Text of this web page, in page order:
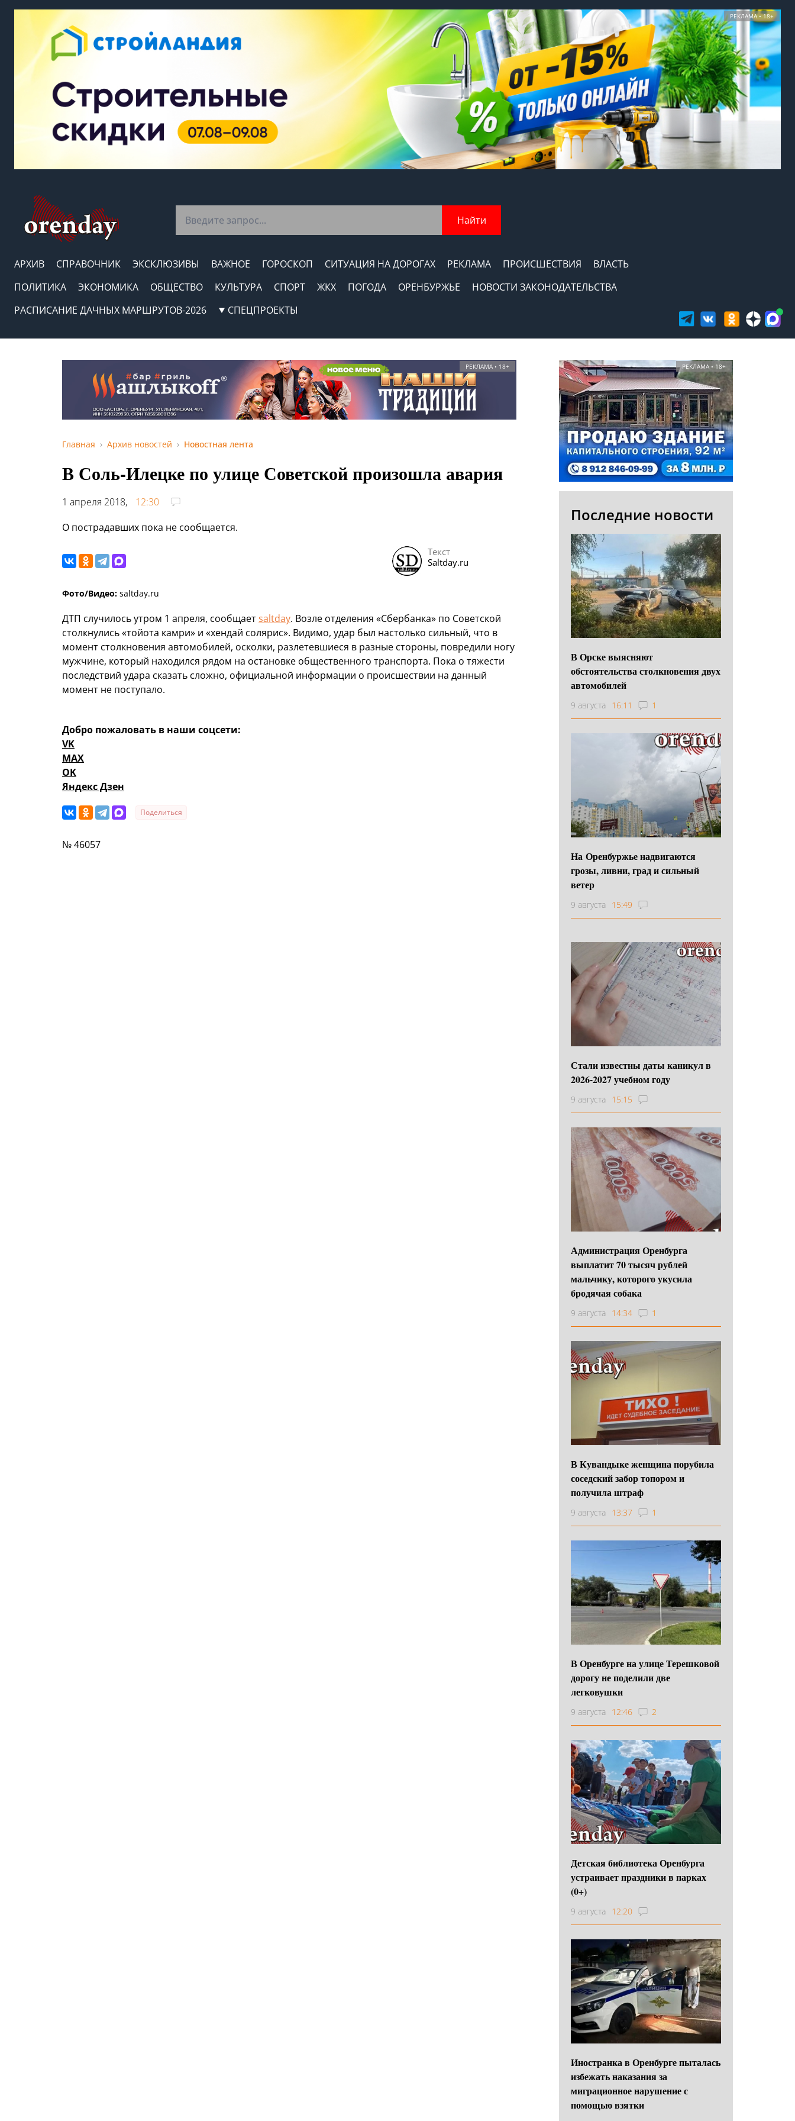
РЕКЛАМА • 18+
Найти
АРХИВ СПРАВОЧНИК ЭКСКЛЮЗИВЫ ВАЖНОЕ ГОРОСКОП СИТУАЦИЯ НА ДОРОГАХ РЕКЛАМА ПРОИСШЕСТВИЯ
ВЛАСТЬ
ПОЛИТИКА
ЭКОНОМИКА ОБЩЕСТВО КУЛЬТУРА СПОРТ ЖКХ ПОГОДА ОРЕНБУРЖЬЕ
НОВОСТИ ЗАКОНОДАТЕЛЬСТВА
РАСПИСАНИЕ ДАЧНЫХ МАРШРУТОВ-2026
СПЕЦПРОЕКТЫ
РЕКЛАМА • 18+
Главная Архив новостей Новостная лента
В Соль-Илецке по улице Советской произошла авария
1 апреля 2018,
12:30
О пострадавших пока не сообщается.
Текст
Saltday.ru
Фото/Видео: saltday.ru
ДТП случилось утром 1 апреля, сообщаетsaltday. Возле отделения «Сбербанка» по Советской
столкнулись «тойота камри» и «хендай солярис». Видимо, удар был настолько сильный, что в
момент столкновения автомобилей, осколки, разлетевшиеся в разные стороны, повредили ногу
мужчине, который находился рядом на остановке общественного транспорта. Пока о тяжести
последствий удара сказать сложно, официальной информации о происшествии на данный
момент не поступало.
Добро пожаловать в наши соцсети:
VK
MAX
OK
Яндекс Дзен
Поделиться
№ 46057
РЕКЛАМА • 18+
Последние новости
В Орске выясняют
обстоятельства столкновения двух
автомобилей
9 августа 16:11 1
На Оренбуржье надвигаются
грозы, ливни, град и сильный
ветер
9 августа 15:49
Стали известны даты каникул в
2026-2027 учебном году
9 августа 15:15
Администрация Оренбурга
выплатит 70 тысяч рублей
мальчику, которого укусила
бродячая собака
9 августа 14:34 1
В Кувандыке женщина порубила
соседский забор топором и
получила штраф
9 августа 13:37 1
В Оренбурге на улице Терешковой
дорогу не поделили две
легковушки
9 августа 12:46 2
Детская библиотека Оренбурга
устраивает праздники в парках
(0+)
9 августа 12:20
Иностранка в Оренбурге пыталась
избежать наказания за
миграционное нарушение с
помощью взятки